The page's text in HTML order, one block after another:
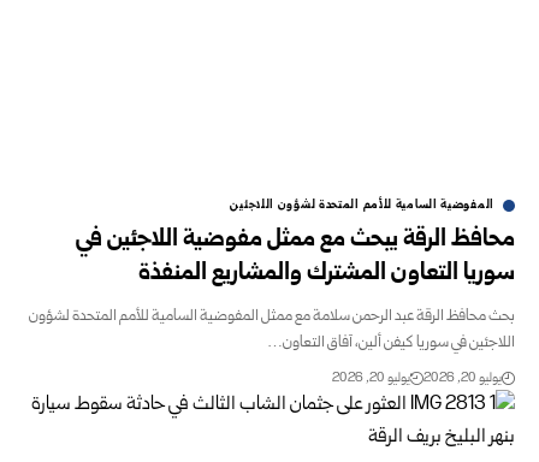
المفوضية السامية للأمم المتحدة لشؤون اللاجئين
محافظ الرقة يبحث مع ممثل مفوضية اللاجئين في
سوريا التعاون المشترك والمشاريع المنفذة
بحث محافظ الرقة عبد الرحمن سلامة مع ممثل المفوضية السامية للأمم المتحدة لشؤون
اللاجئين في سوريا كيفن ألين، آفاق التعاون…
يوليو 20, 2026 يوليو 20, 2026